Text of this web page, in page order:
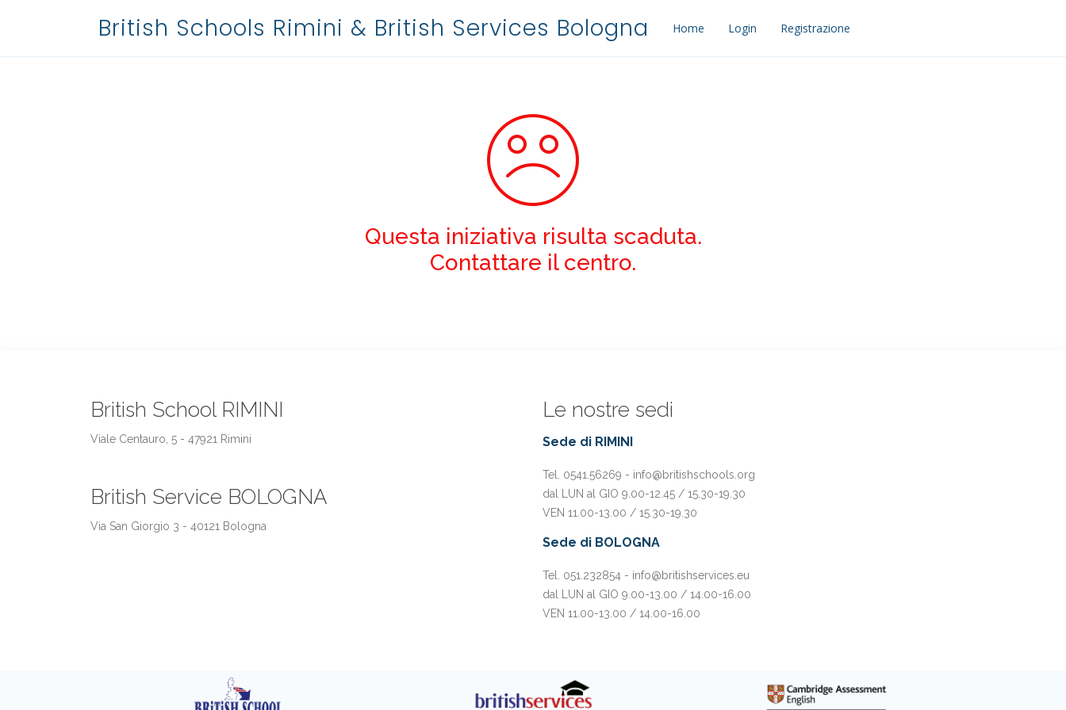
British Schools Rimini & British Services Bologna Home Login Registrazione
Questa iniziativa risulta scaduta.
Contattare il centro.
British School RIMINI
Viale Centauro, 5 - 47921 Rimini
British Service BOLOGNA
Via San Giorgio 3 - 40121 Bologna
Le nostre sedi
Sede di RIMINI
Tel. 0541.56269 - info@britishschools.org
dal LUN al GIO 9.00-12.45 / 15.30-19.30
VEN 11.00-13.00 / 15.30-19.30
Sede di BOLOGNA
Tel. 051.232854 - info@britishservices.eu
dal LUN al GIO 9.00-13.00 / 14.00-16.00
VEN 11.00-13.00 / 14.00-16.00